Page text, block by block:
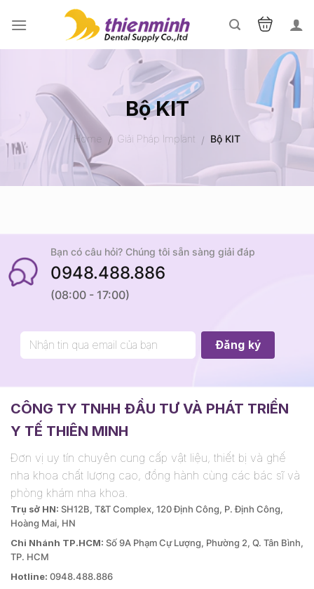
Bộ KIT
Home / Giải Pháp Implant / Bộ KIT
Bạn có câu hỏi? Chúng tôi sẵn sàng giải đáp
0948.488.886
(08:00 - 17:00)
CÔNG TY TNHH ĐẦU TƯ VÀ PHÁT TRIỂN
Y TẾ THIÊN MINH
Đơn vị uy tín chuyên cung cấp vật liệu, thiết bị và ghế
nha khoa chất lượng cao, đồng hành cùng các bác sĩ và
phòng khám nha khoa.
Trụ sở HN: SH12B, T&T Complex, 120 Định Công, P. Định Công,
Hoàng Mai, HN
Chi Nhánh TP.HCM: Số 9A Phạm Cự Lượng, Phường 2, Q. Tân Bình,
TP. HCM
Hotline: 0948.488.886